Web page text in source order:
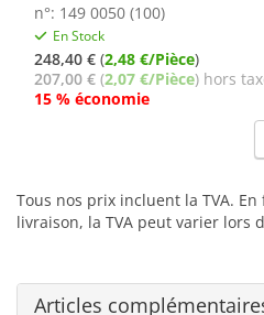
n°: 149 0050 (100)
En Stock
248,40 € (2,48 €/Pièce)
207,00 € (2,07 €/Pièce) hors
15 % économie
Tous nos prix incluent la TVA.
livraison, la TVA peut varier lors
Articles